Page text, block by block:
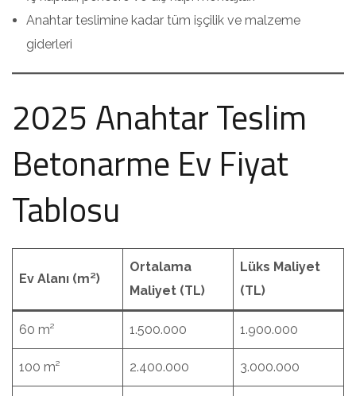
Anahtar teslimine kadar tüm işçilik ve malzeme
giderleri
2025 Anahtar Teslim
Betonarme Ev Fiyat
Tablosu
Ev Alanı (m²)
Ortalama
Maliyet (TL)
Lüks Maliyet
(TL)
60 m² 1.500.000 1.900.000
100 m² 2.400.000 3.000.000